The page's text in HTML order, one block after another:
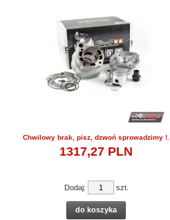
Chwilowy brak, pisz, dzwoń sprowadzimy !.
1317,27 PLN
Dodaj: szt.
do koszyka